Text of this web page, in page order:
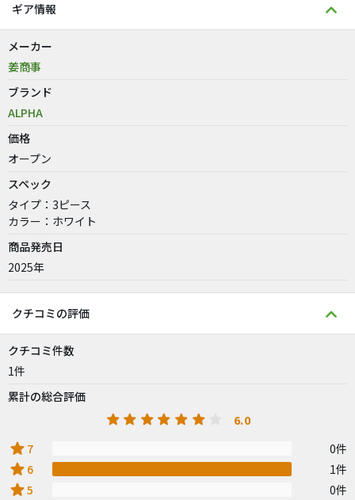
ギア情報
メーカー
姜商事
ブランド
ALPHA
価格
オープン
スペック
タイプ：3ピース
カラー：ホワイト
商品発売日
2025年
クチコミの評価
クチコミ件数
1件
累計の総合評価
6.0
star 7 0件
star 6 1件
star5 0件